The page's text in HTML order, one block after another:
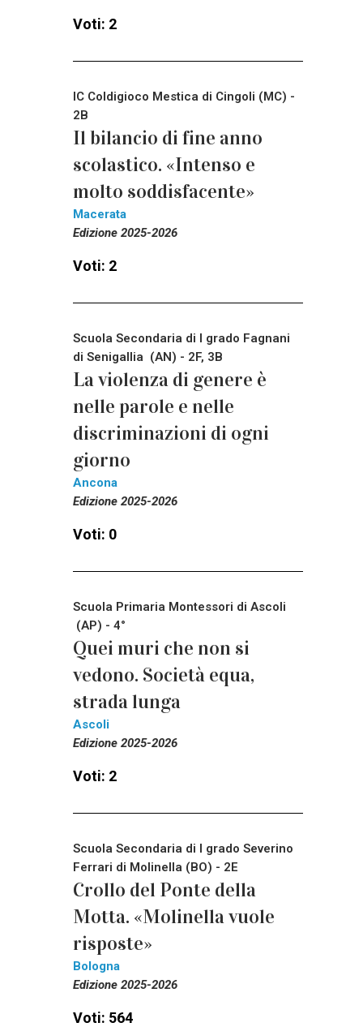
Voti: 2
IC Coldigioco Mestica di Cingoli (MC) -
2B
Il bilancio di fine anno
scolastico. «Intenso e
molto soddisfacente»
Macerata
Edizione 2025-2026
Voti: 2
Scuola Secondaria di I grado Fagnani
di Senigallia (AN) - 2F, 3B
La violenza di genere è
nelle parole e nelle
discriminazioni di ogni
giorno
Ancona
Edizione 2025-2026
Voti: 0
Scuola Primaria Montessori di Ascoli
(AP) - 4°
Quei muri che non si
vedono. Società equa,
strada lunga
Ascoli
Edizione 2025-2026
Voti: 2
Scuola Secondaria di I grado Severino
Ferrari di Molinella (BO) - 2E
Crollo del Ponte della
Motta. «Molinella vuole
risposte»
Bologna
Edizione 2025-2026
Voti: 564